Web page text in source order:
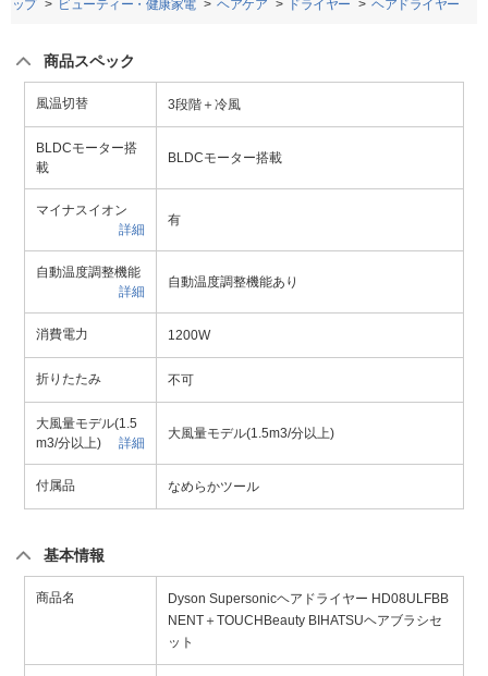
トップ ビューティー・健康家電 ヘアケア ドライヤー ヘアドライヤー
商品スペック
風温切替 3段階＋冷風
BLDCモーター搭
載
BLDCモーター搭載
マイナスイオン
詳細
有
自動温度調整機能
詳細
自動温度調整機能あり
消費電力 1200W
折りたたみ 不可
大風量モデル(1.5
m3/分以上)
詳細
大風量モデル(1.5m3/分以上)
付属品 なめらかツール
基本情報
商品名
Dyson Supersonicヘアドライヤー HD08ULFBB
NENT＋TOUCHBeauty BIHATSUヘアブラシセ
ット